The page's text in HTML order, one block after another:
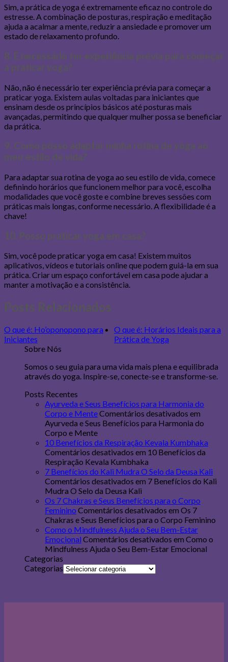
Sim, a prática de yoga é extremamente eficaz no controle do
estresse. A combinação de posturas, respiração e meditação
ajuda a acalmar a mente, reduzir a ansiedade e promover um
estado de relaxamento profundo.
8. É necessário ter experiência prévia para começar
a praticar yoga?
Não, não é necessário ter experiência prévia para começar a
praticar yoga. Existem aulas voltadas para iniciantes que
ensinam desde os princípios básicos até posturas mais
avançadas, permitindo que qualquer mulher possa se beneficiar
da prática.
9. Como posso adaptar minha rotina de yoga ao
meu estilo de vida?
Para adaptar sua rotina de yoga ao seu estilo de vida, comece
definindo horários que funcionem melhor para você, escolha
modalidades que você goste e combine breves sessões com
práticas mais longas, conforme necessário. A flexibilidade é a
chave!
10. Posso praticar yoga em casa?
Sim, você pode praticar yoga em casa! Existem muitos
aplicativos, vídeos e tutoriais online que podem guiá-la em sua
prática. Criar um espaço confortável em casa pode ajudar a
manter a motivação e a consistência.
Posts Relacionados
O que é: Ho’oponopono para
Iniciantes
O que é: Horários Ideais para a
Prática de Yoga
Sobre Nós
Somos o seu guia para uma vida mais plena e equilibrada
através do yoga. Inspire-se, conecte-se e transforme-se.
Posts Recentes
Ayurveda e Seus Benefícios para Harmonia do
Corpo e MenteComentários desativados em
Ayurveda e Seus Benefícios para Harmonia do
Corpo e Mente
10 Benefícios da Respiração Kevala Kumbhaka
Comentários desativados em 10 Benefícios da
Respiração Kevala Kumbhaka
7 Benefícios do Kali Mudra O Selo da Deusa Kali
Comentários desativados em 7 Benefícios do Kali
Mudra O Selo da Deusa Kali
Os 7 Chakras e Seus Benefícios para o Corpo
Feminino Comentários desativados em Os 7
Chakras e Seus Benefícios para o Corpo Feminino
Como o Mindfulness Ajuda o Seu Bem-Estar
Emocional Comentários desativados em Como o
Mindfulness Ajuda o Seu Bem-Estar Emocional
Categorias
Categorias